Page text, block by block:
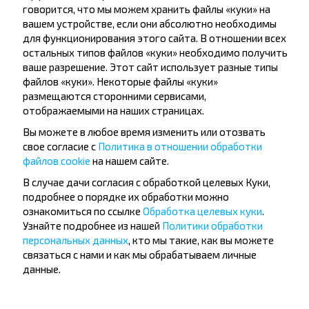
Не пропусти специальные акции, скидки и
другие интересные предложения INFOBUS.
Подпишись на получение новостей и
путешествуй с нами дешевле!
Подписаться
Вопрос - Ответ
Как купить билет на рейс?
говорится, что мы можем хранить файлы «куки» на
вашем устройстве, если они абсолютно необходимы
для функционирования этого сайта. В отношении всех
остальных типов файлов «куки» необходимо получить
ваше разрешение. Этот сайт использует разные типы
файлов «куки». Некоторые файлы «куки»
размещаются сторонними сервисами,
отображаемыми на наших страницах.
Вы можете в любое время изменить или отозвать
свое согласие с Политика в отношении обработки
файлов cookie на нашем сайте.
В случае дачи согласия с обработкой целевых Куки,
подробнее о порядке их обработки можно
ознакомиться по ссылке Обработка целевых куки
Узнайте подробнее из нашей Политики обработки
персональных данных , кто мы такие, как вы можете
связаться с нами и как мы обрабатываем личные
данные.